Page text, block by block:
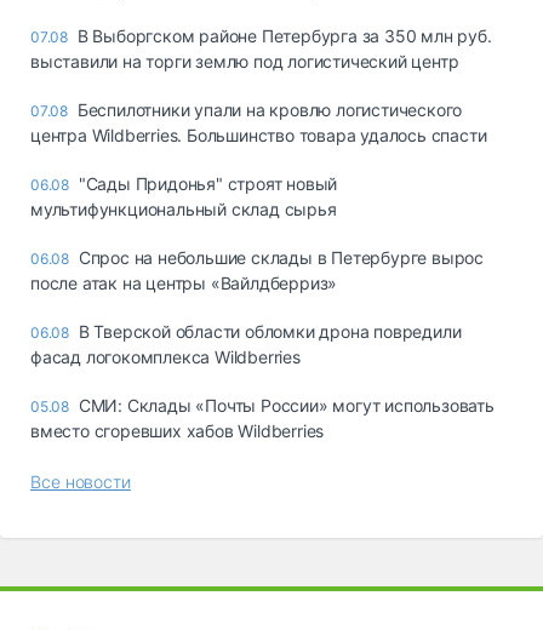
07.08 В Выборгском районе Петербурга за 350 млн руб.
выставили на торги землю под логистический центр
07.08 Беспилотники упали на кровлю логистического
центра Wildberries. Большинство товара удалось спасти
06.08 "Сады Придонья" строят новый
мультифункциональный склад сырья
06.08 Спрос на небольшие склады в Петербурге вырос
после атак на центры «Вайлдберриз»
06.08 В Тверской области обломки дрона повредили
фасад логокомплекса Wildberries
05.08 СМИ: Склады «Почты России» могут использовать
вместо сгоревших хабов Wildberries
Все новости